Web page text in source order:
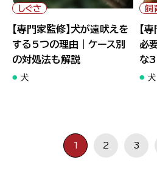
の対処法も解説">
しぐさ
【専門家監修】犬が遠吠えを
する5つの理由｜ケース別
の対処法も解説
犬
な3
飼
【
必
な3
犬
1 2 3